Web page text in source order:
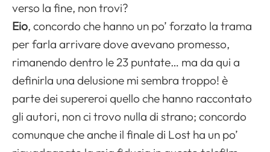
verso la fine, non trovi?
Eio, concordo che hanno un po’ forzato la trama
per farla arrivare dove avevano promesso,
rimanendo dentro le 23 puntate… ma da qui a
definirla una delusione mi sembra troppo! è
parte dei supereroi quello che hanno raccontato
gli autori, non ci trovo nulla di strano; concordo
comunque che anche il finale di Lost ha un po’